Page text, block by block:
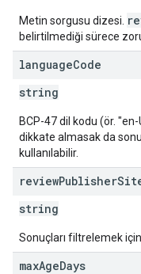
Metin sorgusu dizesi.
belirtilmediği sürece
languageCode
string
BCP-47 dil kodu (ör.
dikkate almasak da
kullanılabilir.
reviewPublisher
string
Sonuçları filtrelemek
maxAgeDays